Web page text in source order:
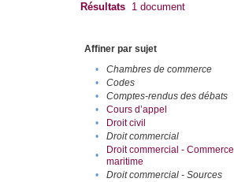
Résultats 1 document
Affiner par sujet
•
Chambres de commerce
•
Codes
•
Comptes-rendus des débats
•
Cours d’appel
•
Droit civil
•
Droit commercial
•
Droit commercial - Commerce
maritime
• Droit commercial - Sources